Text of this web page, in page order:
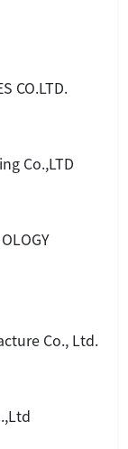
CO.LTD.
Co.,LTD
Co., Ltd.